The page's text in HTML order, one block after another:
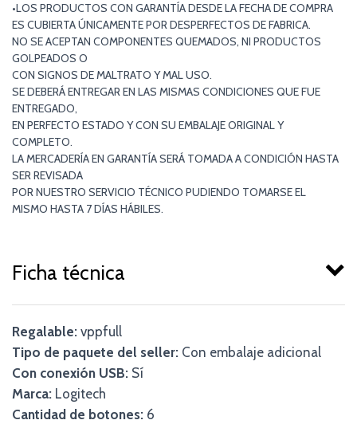
•LOS PRODUCTOS CON GARANTÍA DESDE LA FECHA DE COMPRA
ES CUBIERTA ÚNICAMENTE POR DESPERFECTOS DE FABRICA.
NO SE ACEPTAN COMPONENTES QUEMADOS, NI PRODUCTOS
GOLPEADOS O
CON SIGNOS DE MALTRATO Y MAL USO.
SE DEBERÁ ENTREGAR EN LAS MISMAS CONDICIONES QUE FUE
ENTREGADO,
EN PERFECTO ESTADO Y CON SU EMBALAJE ORIGINAL Y
COMPLETO.
LA MERCADERÍA EN GARANTÍA SERÁ TOMADA A CONDICIÓN HASTA
SER REVISADA
POR NUESTRO SERVICIO TÉCNICO PUDIENDO TOMARSE EL
MISMO HASTA 7 DÍAS HÁBILES.
Ficha técnica
Regalable: vppfull
Tipo de paquete del seller: Con embalaje adicional
Con conexión USB: Sí
Marca: Logitech
Cantidad de botones: 6